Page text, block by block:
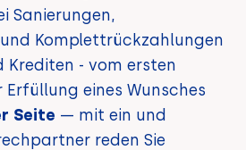
Sanierungen,
Komplettrückzahlungen
Krediten - vom ersten
eines Wunsches
Seite — mit ein und
reden Sie